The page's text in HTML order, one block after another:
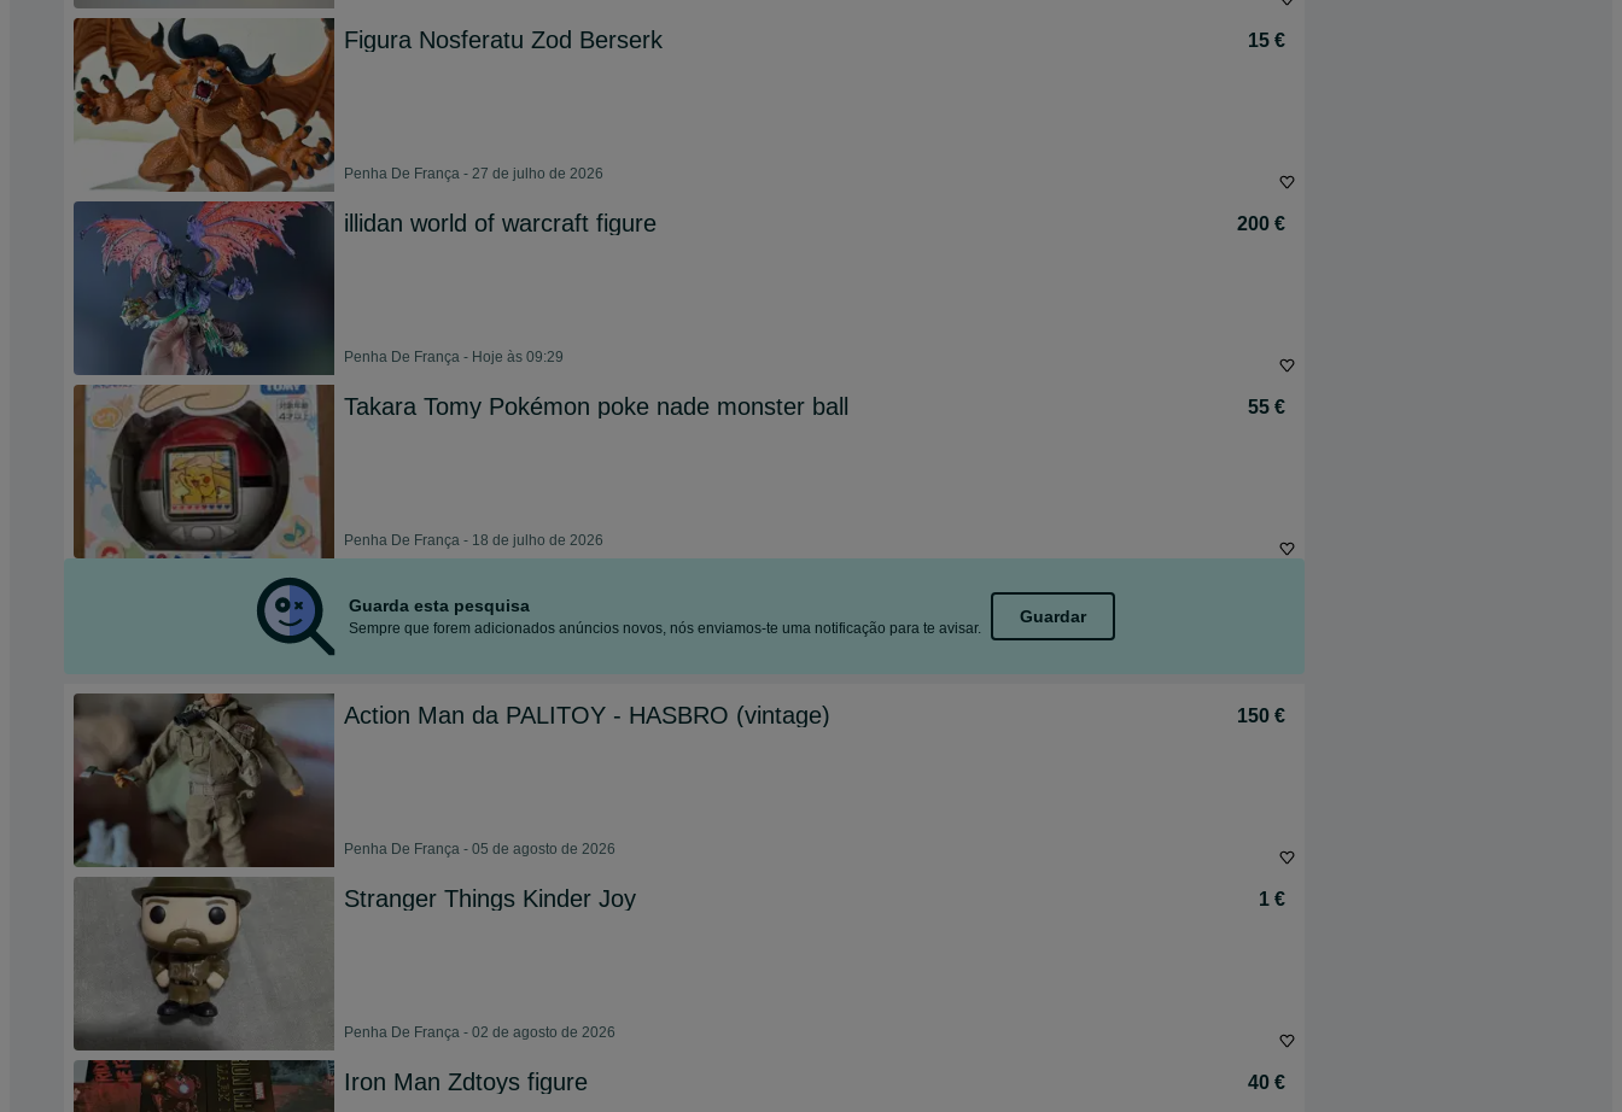
Figura Nosferatu Zod Berserk 15 €
Penha De França - 27 de julho de 2026
illidan world of warcraft figure 200 €
Penha De França - Hoje às 09:29
Takara Tomy Pokémon poke nade monster ball 55 €
Penha De França - 18 de julho de 2026
Guarda esta pesquisa
Sempre que forem adicionados anúncios novos, nós enviamos-te uma notificação para te avisar.
Guardar
Action Man da PALITOY - HASBRO (vintage) 150 €
Penha De França - 05 de agosto de 2026
Stranger Things Kinder Joy 1 €
Penha De França - 02 de agosto de 2026
Iron Man Zdtoys figure 40 €